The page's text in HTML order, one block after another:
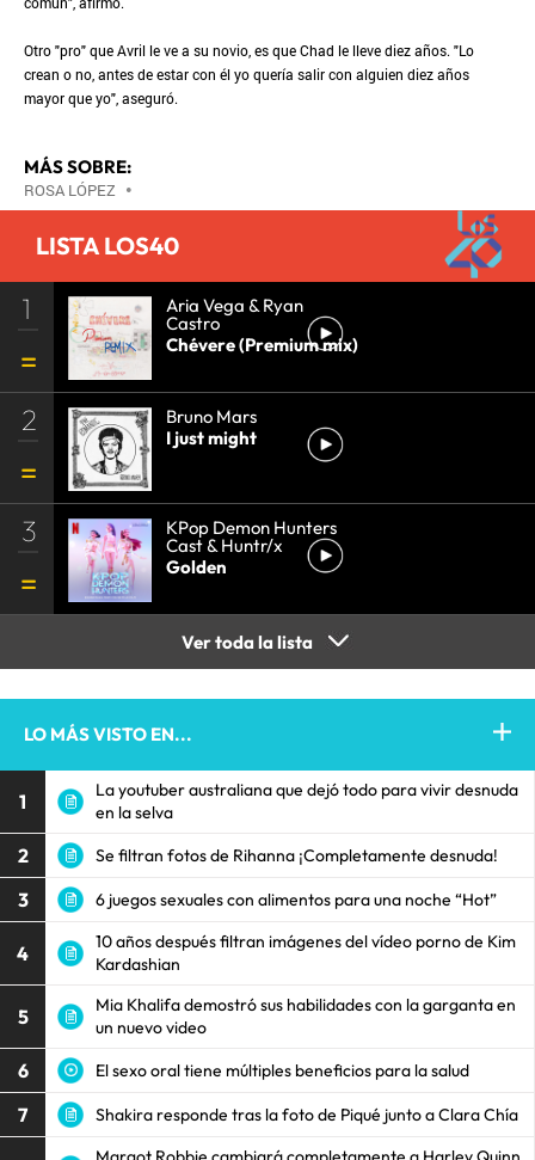
Otro "pro" que Avril le ve a su novio, es que Chad le lleve diez años. "Lo
crean o no, antes de estar con él yo quería salir con alguien diez años
mayor que yo", aseguró.
MÁS SOBRE:
ROSA LÓPEZ •
LISTA LOS40
1 Aria Vega & Ryan
Castro
Chévere (Premium mix)
2
Bruno Mars
I just might
3 KPop Demon Hunters
Cast & Huntr/x
Golden
Ver toda la lista
LO MÁS VISTO EN...
1
La youtuber australiana que dejó todo para vivir desnuda
en la selva
2 Se filtran fotos de Rihanna ¡Completamente desnuda!
3 6 juegos sexuales con alimentos para una noche “Hot”
4
10 años después filtran imágenes del vídeo porno de Kim
Kardashian
5
Mia Khalifa demostró sus habilidades con la garganta en
un nuevo video
6 El sexo oral tiene múltiples beneficios para la salud
7 Shakira responde tras la foto de Piqué junto a Clara Chía